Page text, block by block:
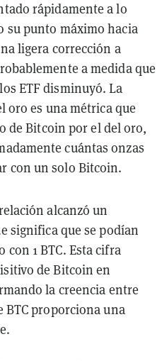
rápidamente a lo
su punto máximo hacia
ligera corrección a
a medida que
ETF disminuyó. La
oro es una métrica que
de Bitcoin por el del oro,
cuántas onzas
con un solo Bitcoin.
alcanzó un
significa que se podían
con 1 BTC. Esta cifra
de Bitcoin en
la creencia entre
BTC proporciona una